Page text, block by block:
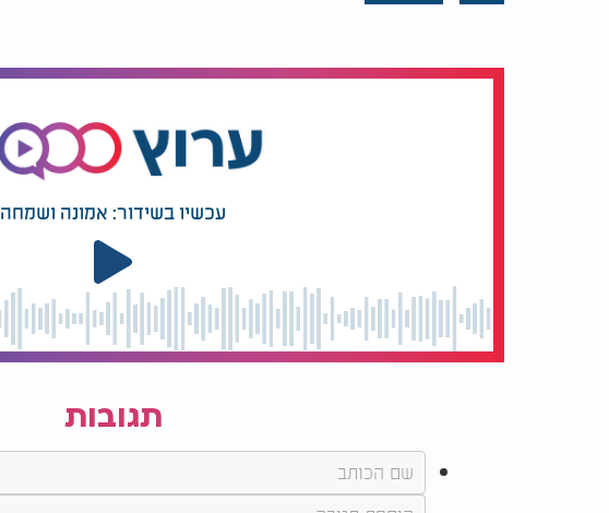
עכשיו בשידור: אמונה ושמחה
תגובות